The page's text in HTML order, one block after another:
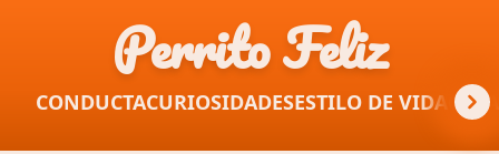
Perrito Feliz
CONDUCTACURIOSIDADESESTILO DE VIDA